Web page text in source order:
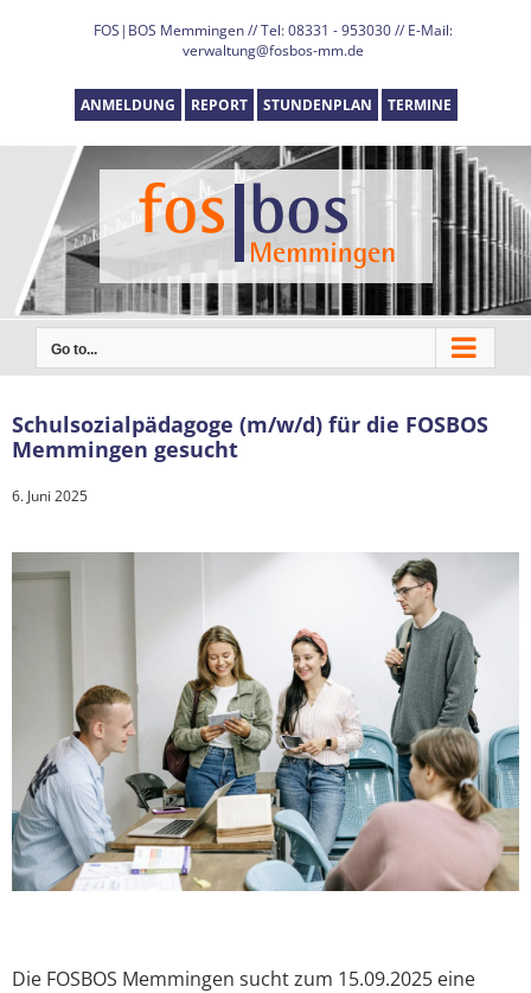
FOS|BOS Memmingen // Tel: 08331 - 953030 // E-Mail:
verwaltung@fosbos-mm.de
ANMELDUNG REPORT STUNDENPLAN TERMINE
Go to...
Schulsozialpädagoge (m/w/d) für die FOSBOS
Memmingen gesucht
6. Juni 2025
View
Image
Die FOSBOS Memmingen sucht zum 15.09.2025 eine